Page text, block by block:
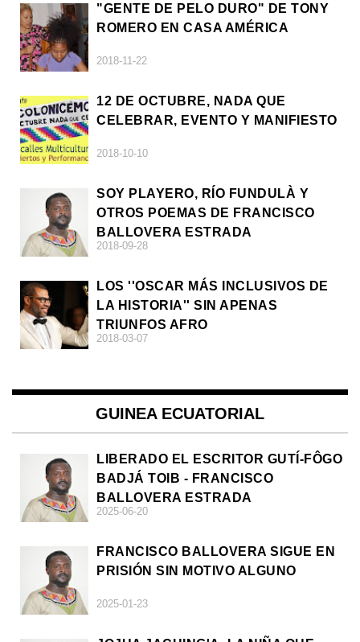
"GENTE DE PELO DURO" DE TONY
ROMERO EN CASA AMÉRICA
2018-11-22
12 DE OCTUBRE, NADA QUE
CELEBRAR, EVENTO Y MANIFIESTO
2018-10-10
SOY PLAYERO, RÍO FUNDULÀ Y
OTROS POEMAS DE FRANCISCO
BALLOVERA ESTRADA
2018-09-28
LOS ''OSCAR MÁS INCLUSIVOS DE
LA HISTORIA'' SIN APENAS
TRIUNFOS AFRO
2018-03-07
GUINEA ECUATORIAL
LIBERADO EL ESCRITOR GUTÍ-FÔGO
BADJÁ TOIB - FRANCISCO
BALLOVERA ESTRADA
2025-06-20
FRANCISCO BALLOVERA SIGUE EN
PRISIÓN SIN MOTIVO ALGUNO
2025-01-23